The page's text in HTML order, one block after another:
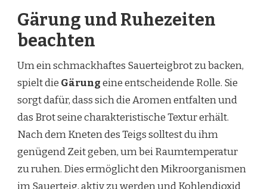
Gärung und Ruhezeiten
beachten
Um ein schmackhaftes Sauerteigbrot zu backen,
spielt die Gärungeine entscheidende Rolle. Sie
sorgt dafür, dass sich die Aromen entfalten und
das Brot seine charakteristische Textur erhält.
Nach dem Kneten des Teigs solltest du ihm
genügend Zeit geben, um bei Raumtemperatur
zu ruhen. Dies ermöglicht den Mikroorganismen
im Sauerteig, aktiv zu werden und Kohlendioxid